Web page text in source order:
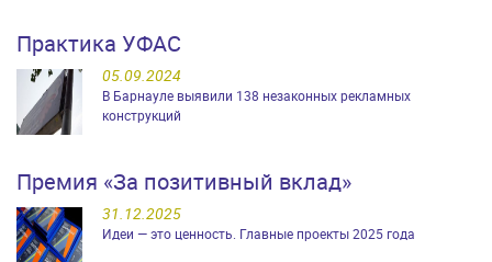
Практика УФАС
05.09.2024
В Барнауле выявили 138 незаконных рекламных
конструкций
Премия «За позитивный вклад»
31.12.2025
Идеи — это ценность. Главные проекты 2025 года